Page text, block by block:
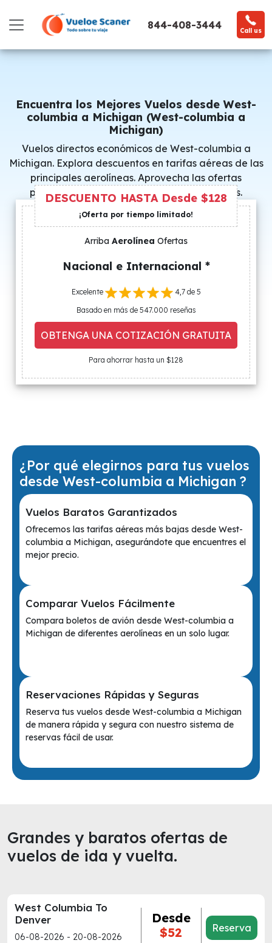
844-408-3444 Call us
Encuentra los Mejores Vuelos desde West-
columbia a Michigan (West-columbia a
Michigan)
Vuelos directos económicos de West-columbia a
Michigan. Explora descuentos en tarifas aéreas de las
principales aerolíneas. Aprovecha las ofertas
promocionales y consigue precios especiales.
DESCUENTO HASTA Desde $128
¡Oferta por tiempo limitado!
Arriba Aerolínea Ofertas
Nacional e Internacional *
Excelente
4,7 de 5
Basado en más de 547.000 reseñas
OBTENGA UNA COTIZACIÓN GRATUITA
Para ahorrar hasta un $128
¿Por qué elegirnos para tus vuelos
desde West-columbia a Michigan ?
Vuelos Baratos Garantizados
Ofrecemos las tarifas aéreas más bajas desde West-
columbia a Michigan, asegurándote que encuentres el
mejor precio.
Comparar Vuelos Fácilmente
Compara boletos de avión desde West-columbia a
Michigan de diferentes aerolíneas en un solo lugar.
Reservaciones Rápidas y Seguras
Reserva tus vuelos desde West-columbia a Michigan
de manera rápida y segura con nuestro sistema de
reservas fácil de usar.
Grandes y baratos ofertas de
vuelos de ida y vuelta.
West Columbia To
Denver
06-08-2026 - 20-08-2026
Desde
$52
Reserva